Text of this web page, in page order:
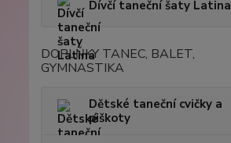
Dívčí taneční šaty Latina
DOPLŇKY TANEC, BALET,
GYMNASTIKA
Dětské taneční cvičky a
piškoty